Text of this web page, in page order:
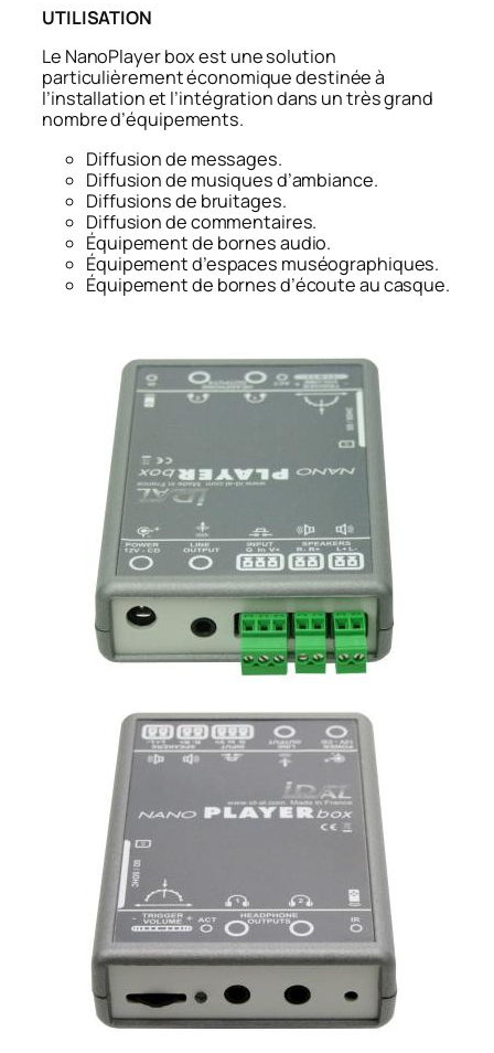
UTILISATION
Le NanoPlayer box est une solution
particulièrement économique destinée à
l’installation et l’intégration dans un très grand
nombre d’équipements.
Diffusion de messages.
Diffusion de musiques d’ambiance.
Diffusions de bruitages.
Diffusion de commentaires.
Équipement de bornes audio.
Équipement d’espaces muséographiques.
Équipement de bornes d’écoute au casque.